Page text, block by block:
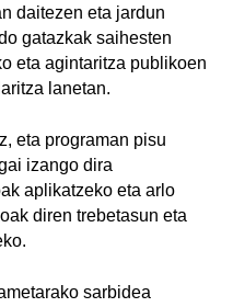
daitezen eta jardun
gatazkak saihesten
eta agintaritza publikoen
lanetan.
eta programan pisu
izango dira
aplikatzeko eta arlo
diren trebetasun eta
sarbidea